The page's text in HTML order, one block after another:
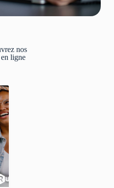
nos
ligne